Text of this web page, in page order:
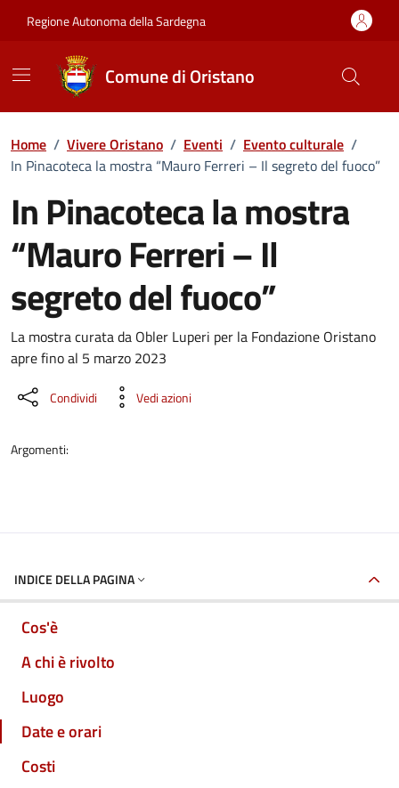
Regione Autonoma della Sardegna
Comune di Oristano
Home / Vivere Oristano / Eventi / Evento culturale /
In Pinacoteca la mostra “Mauro Ferreri – Il segreto del fuoco”
In Pinacoteca la mostra
“Mauro Ferreri – Il
segreto del fuoco”
Dettaglio dell'evento
La mostra curata da Obler Luperi per la Fondazione Oristano
apre fino al 5 marzo 2023
Condividi Vedi azioni
Argomenti:
INDICE DELLA PAGINA
Cos'è
A chi è rivolto
Luogo
Date e orari
Costi